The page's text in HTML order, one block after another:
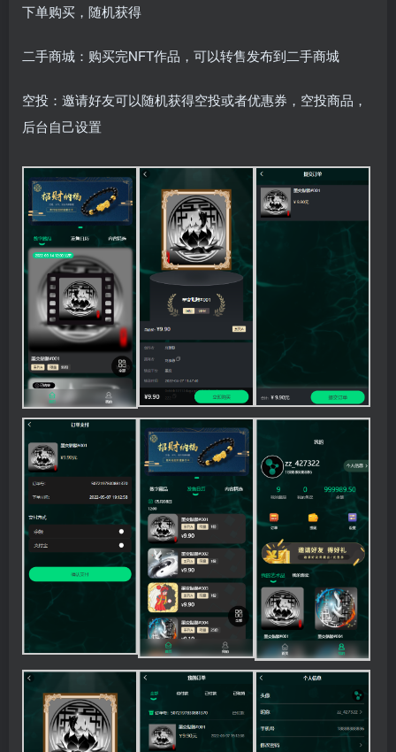
下单购买，随机获得
二手商城：购买完NFT作品，可以转售发布到二手商城
空投：邀请好友可以随机获得空投或者优惠券，空投商品，
后台自己设置